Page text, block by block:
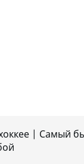
| Самый